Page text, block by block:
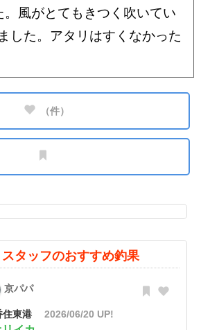
。風がとてもきつく吹いてい
した。アタリはすくなかった
（件）
タッフのおすすめ釣果
京パパ
住東港 2026/06/20 UP!